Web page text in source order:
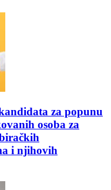
za popunu
osoba za
i njihovih